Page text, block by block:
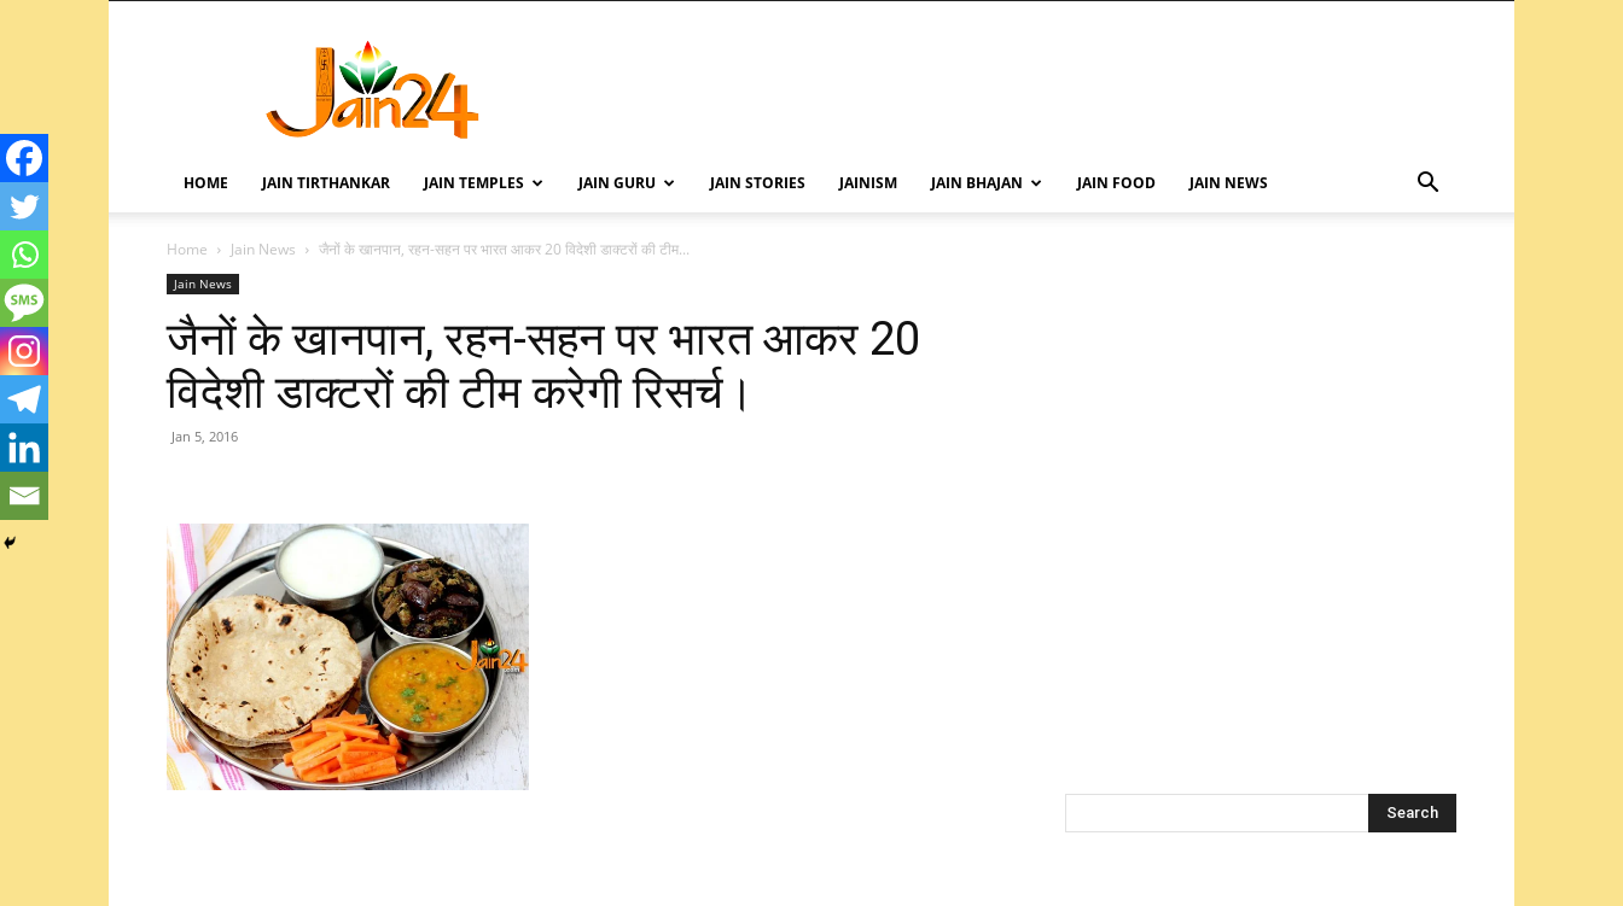
HOME JAIN TIRTHANKAR JAIN TEMPLES JAIN GURU JAIN STORIES JAINISM JAIN BHAJAN JAIN FOOD JAIN NEWS
Home Jain News जैनों के खानपान, रहन-सहन पर भारत आकर 20 विदेशी डाक्टरों की टीम...
Jain News
जैनों के खानपान, रहन-सहन पर भारत आकर 20
विदेशी डाक्टरों की टीम करेगी रिसर्च।
Jan 5, 2016